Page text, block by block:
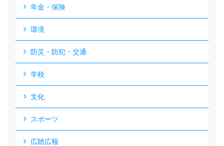
年金・保険
環境
防災・防犯・交通
学校
文化
スポーツ
広聴広報